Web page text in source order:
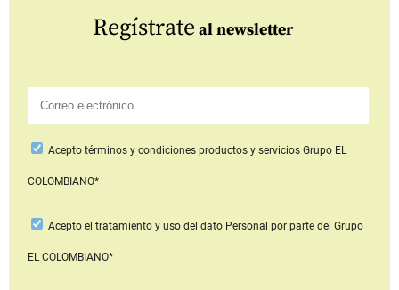
Regístrate al newsletter
Aceptotérminos y condiciones productos y serviciosGrupo EL
COLOMBIANO*
Acepto el tratamiento y uso del dato Personal por parte del Grupo
EL COLOMBIANO*